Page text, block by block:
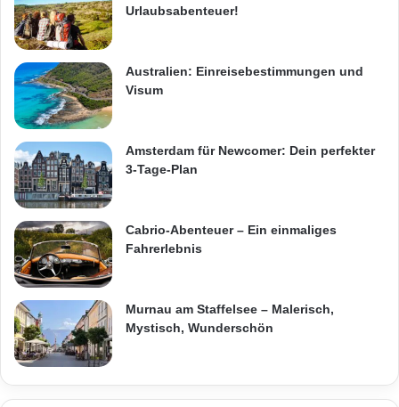
Urlaubsabenteuer!
Australien: Einreisebestimmungen und
Visum
Amsterdam für Newcomer: Dein perfekter
3-Tage-Plan
Cabrio-Abenteuer – Ein einmaliges
Fahrerlebnis
Murnau am Staffelsee – Malerisch,
Mystisch, Wunderschön